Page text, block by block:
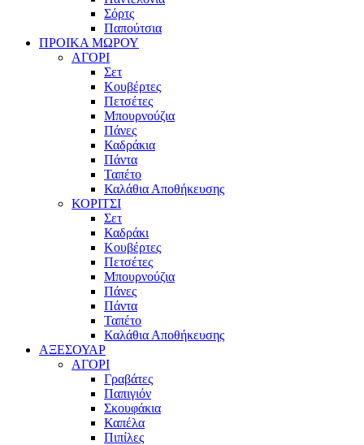
Σόρτς
Παπούτσια
ΠΡΟΙΚΑ ΜΩΡΟΥ
ΑΓΟΡΙ
Σετ
Κουβέρτες
Πετσέτες
Μπουρνούζια
Πάνες
Καδράκια
Πάντα
Ταπέτο
Καλάθια Αποθήκευσης
ΚΟΡΙΤΣΙ
Σετ
Καδράκι
Κουβέρτες
Πετσέτες
Μπουρνούζια
Πάνες
Πάντα
Ταπέτο
Καλάθια Αποθήκευσης
ΑΞΕΣΟΥΑΡ
ΑΓΟΡΙ
Γραβάτες
Παπιγιόν
Σκουφάκια
Καπέλα
Πιπίλες